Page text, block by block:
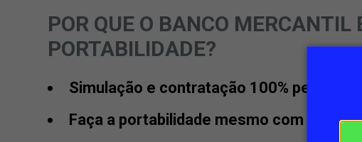
POR QUE O BANCO MERCANTIL
PORTABILIDADE?
Simulação e contratação 100% pelo
Faça a portabilidade mesmo com zero